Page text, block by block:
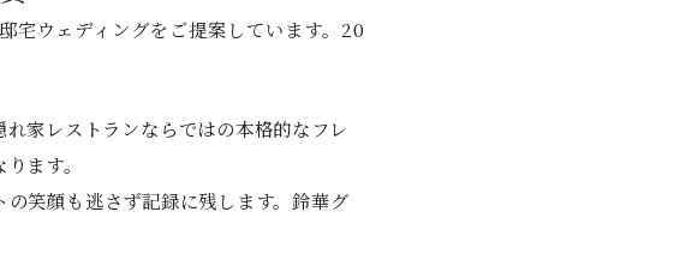
宅ウェディングをご提案しています。20
家レストランならではの本格的なフレ
ます。
笑顔も逃さず記録に残します。鈴華グ